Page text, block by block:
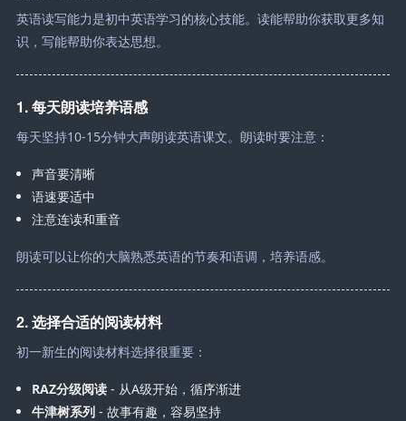
英语读写能力是初中英语学习的核心技能。读能帮助你获取更多知
识，写能帮助你表达思想。
1. 每天朗读培养语感
每天坚持10-15分钟大声朗读英语课文。朗读时要注意：
声音要清晰
语速要适中
注意连读和重音
朗读可以让你的大脑熟悉英语的节奏和语调，培养语感。
2. 选择合适的阅读材料
初一新生的阅读材料选择很重要：
RAZ分级阅读- 从A级开始，循序渐进
牛津树系列- 故事有趣，容易坚持